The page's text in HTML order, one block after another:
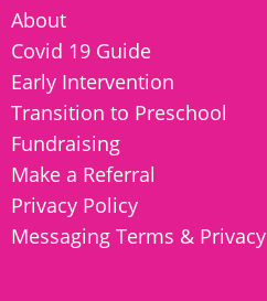
About
Covid 19 Guide
Early Intervention
Transition to Preschool
Fundraising
Make a Referral
Privacy Policy
Messaging Terms & Privacy